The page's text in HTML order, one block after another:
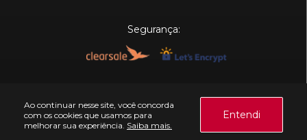
Ao continuar nesse site, você concorda
com os cookies que usamos para
melhorar sua experiência. Saiba mais.
Entendi
Segurança: